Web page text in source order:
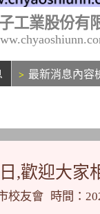
工業股份有
最新消息內容
,歡迎大家
校友會 時間：